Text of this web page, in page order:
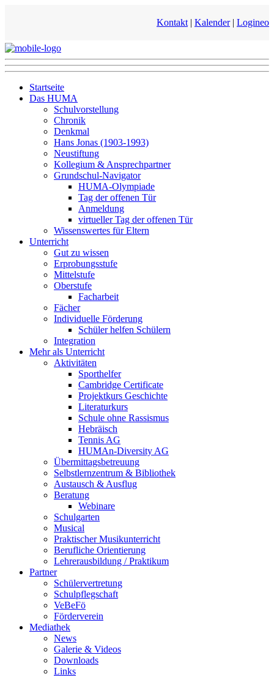
Kontakt | Kalender| Logineo
Startseite
Das HUMA
Schulvorstellung
Chronik
Denkmal
Hans Jonas (1903-1993)
Neustiftung
Kollegium & Ansprechpartner
Grundschul-Navigator
HUMA-Olympiade
Tag der offenen Tür
Anmeldung
virtueller Tag der offenen Tür
Wissenswertes für Eltern
Unterricht
Gut zu wissen
Erprobungsstufe
Mittelstufe
Oberstufe
Facharbeit
Fächer
Individuelle Förderung
Schüler helfen Schülern
Integration
Mehr als Unterricht
Aktivitäten
Sporthelfer
Cambridge Certificate
Projektkurs Geschichte
Literaturkurs
Schule ohne Rassismus
Hebräisch
Tennis AG
HUMAn-Diversity AG
Übermittagsbetreuung
Selbstlernzentrum & Bibliothek
Austausch & Ausflug
Beratung
Webinare
Schulgarten
Musical
Praktischer Musikunterricht
Berufliche Orientierung
Lehrerausbildung / Praktikum
Partner
Schülervertretung
Schulpflegschaft
VeBeFö
Förderverein
Mediathek
News
Galerie & Videos
Downloads
Links